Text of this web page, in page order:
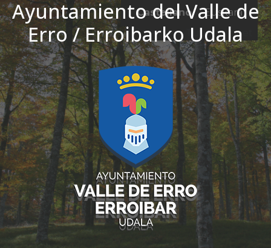
Ayuntamiento del Valle de
Erro / Erroibarko Udala
Ir al contenido
Castellano
Euskara
El tiempo - Tutiempo.net